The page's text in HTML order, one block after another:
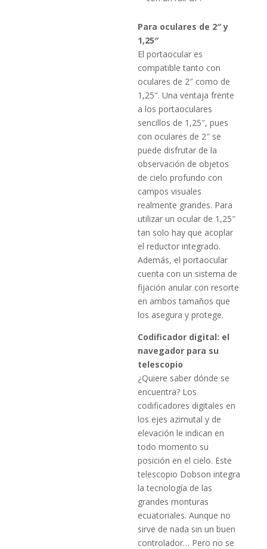
Para oculares de 2″ y
1,25″
El portaocular es
compatible tanto con
oculares de 2″ como de
1,25″. Una ventaja frente
a los portaoculares
sencillos de 1,25″, pues
con oculares de 2″ se
puede disfrutar de la
observación de objetos
de cielo profundo con
campos visuales
realmente grandes. Para
utilizar un ocular de 1,25″
tan solo hay que acoplar
el reductor integrado.
Además, el portaocular
cuenta con un sistema de
fijación anular con resorte
en ambos tamaños que
los asegura y protege.
Codificador digital: el
navegador para su
telescopio
¿Quiere saber dónde se
encuentra? Los
codificadores digitales en
los ejes azimutal y de
elevación le indican en
todo momento su
posición en el cielo. Este
telescopio Dobson integra
la tecnología de las
grandes monturas
ecuatoriales. Aunque no
sirve de nada sin un buen
controlador… Pero no se